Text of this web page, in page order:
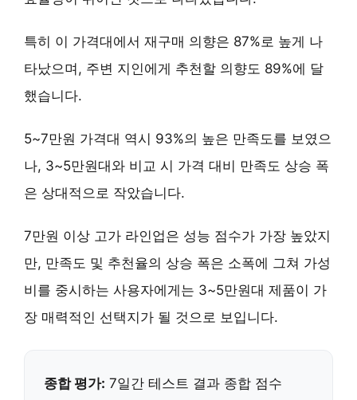
특히 이 가격대에서 재구매 의향은 87%로 높게 나
타났으며, 주변 지인에게 추천할 의향도 89%에 달
했습니다.
5~7만원 가격대 역시 93%의 높은 만족도를 보였으
나, 3~5만원대와 비교 시 가격 대비 만족도 상승 폭
은 상대적으로 작았습니다.
7만원 이상 고가 라인업은 성능 점수가 가장 높았지
만, 만족도 및 추천율의 상승 폭은 소폭에 그쳐 가성
비를 중시하는 사용자에게는 3~5만원대 제품이 가
장 매력적인 선택지가 될 것으로 보입니다.
종합 평가: 7일간 테스트 결과 종합 점수